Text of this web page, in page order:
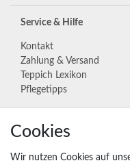
Service & Hilfe
Kontakt
Zahlung & Versand
Teppich Lexikon
Pflegetipps
Unternehmen
Widerrufs­recht
Cookies
Wir nutzen Cookies auf